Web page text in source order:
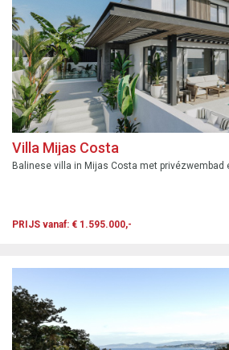
Villa Mijas Costa
Balinese villa in Mijas Costa met privézwembad
PRIJS vanaf: € 1.595.000,-